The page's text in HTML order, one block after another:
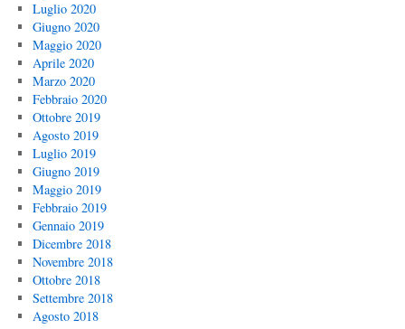
Luglio 2020
Giugno 2020
Maggio 2020
Aprile 2020
Marzo 2020
Febbraio 2020
Ottobre 2019
Agosto 2019
Luglio 2019
Giugno 2019
Maggio 2019
Febbraio 2019
Gennaio 2019
Dicembre 2018
Novembre 2018
Ottobre 2018
Settembre 2018
Agosto 2018